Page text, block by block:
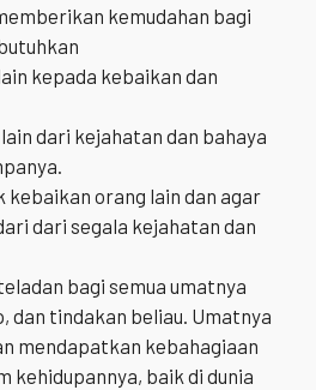
kemudahan bagi
kepada kebaikan dan
dari kejahatan dan bahaya
kebaikan orang lain dan agar
dari segala kejahatan dan
bagi semua umatnya
dan tindakan beliau. Umatnya
mendapatkan kebahagiaan
kehidupannya, baik di dunia